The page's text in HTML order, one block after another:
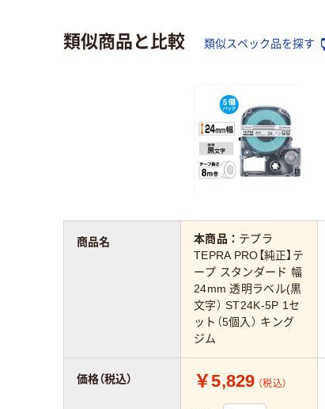
類似商品と比較 類似スペック品を探す
本商品： テプラ
TEPRA PRO【純正】テ
ープ スタンダード 幅
24mm 透明ラベル(黒
文字） ST24K-5P 1セ
ット（5個入） キング
ジム
￥5,829 （税込）
商品名
価格（税込）